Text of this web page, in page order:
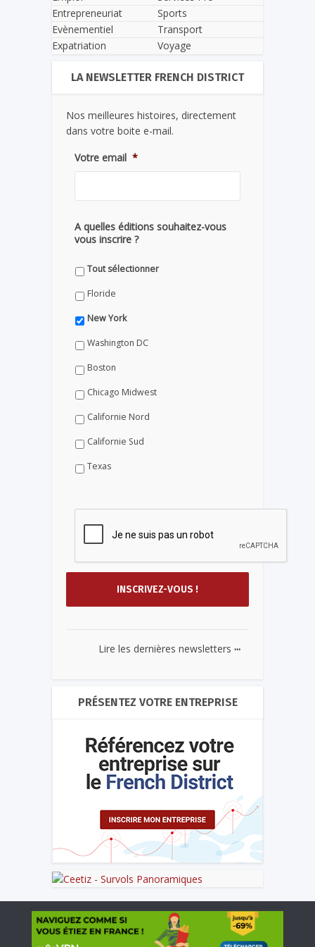
Entrepreneuriat
Evènementiel
Expatriation
Sports
Transport
Voyage
LA NEWSLETTER FRENCH DISTRICT
Nos meilleures histoires, directement
dans votre boite e-mail.
Votre email *
A quelles éditions souhaitez-vous
vous inscrire ?
Tout sélectionner
Floride
New York
Washington DC
Boston
Chicago Midwest
Californie Nord
Californie Sud
Texas
Lire les dernières newsletters ...
PRÉSENTEZ VOTRE ENTREPRISE